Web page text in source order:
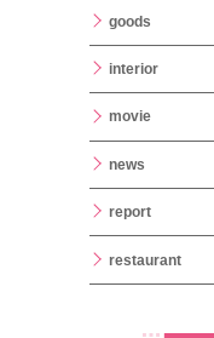
goods
interior
movie
news
report
restaurant